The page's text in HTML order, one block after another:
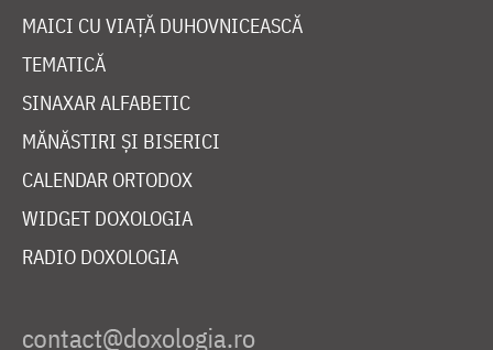
MAICI CU VIAȚĂ DUHOVNICEASCĂ
TEMATICĂ
SINAXAR ALFABETIC
MĂNĂSTIRI ȘI BISERICI
CALENDAR ORTODOX
WIDGET DOXOLOGIA
RADIO DOXOLOGIA